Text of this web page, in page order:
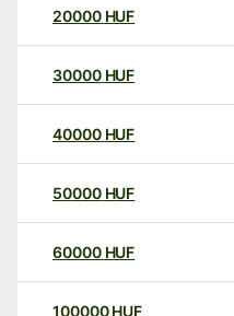
20000 HUF
30000 HUF
40000 HUF
50000 HUF
60000 HUF
100000 HUF